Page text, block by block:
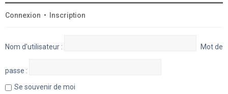
Connexion • Inscription
Nom d’utilisateur : Mot de
passe :
Se souvenir de moi